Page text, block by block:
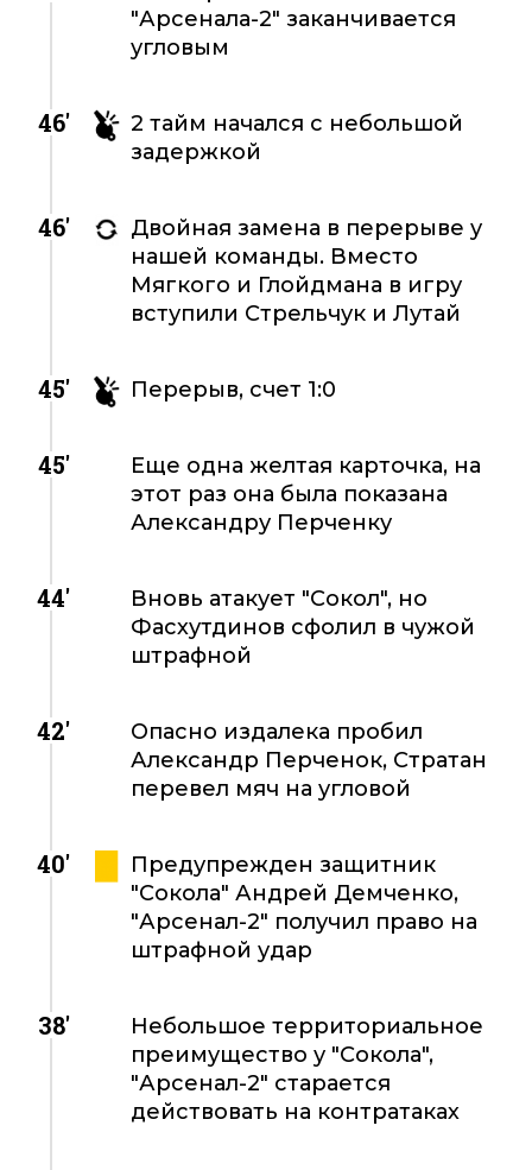
"Арсенала-2" заканчивается
угловым
46'
2 тайм начался с небольшой
задержкой
46'
Двойная замена в перерыве у
нашей команды. Вместо
Мягкого и Глойдмана в игру
вступили Стрельчук и Лутай
45' Перерыв, счет 1:0
45'
Еще одна желтая карточка, на
этот раз она была показана
Александру Перченку
44'
Вновь атакует "Сокол", но
Фасхутдинов сфолил в чужой
штрафной
42'
Опасно издалека пробил
Александр Перченок, Стратан
перевел мяч на угловой
40'
Предупрежден защитник
"Сокола" Андрей Демченко,
"Арсенал-2" получил право на
штрафной удар
38'
Небольшое территориальное
преимущество у "Сокола",
"Арсенал-2" старается
действовать на контратаках